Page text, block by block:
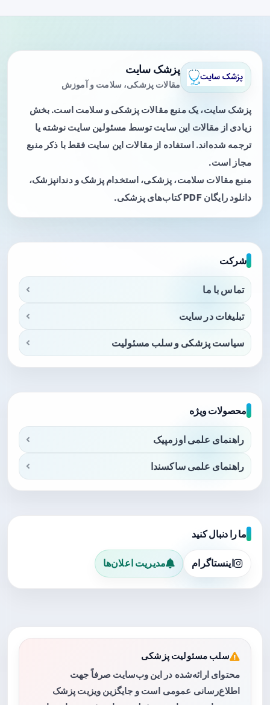
پزشک سایت
مقالات پزشکی، سلامت و آموزش
پزشک سایت، یک منبع مقالات پزشکی و سلامت است. بخش
زیادی از مقالات این سایت توسط مسئولین سایت نوشته یا
ترجمه شده‌اند. استفاده از مقالات این سایت فقط با ذکر منبع
مجاز است.
منبع مقالات سلامت، پزشکی، استخدام پزشک و دندانپزشک،
دانلود رایگان PDF کتاب‌های پزشکی.
شرکت
تماس با ما
تبلیغات در سایت
سیاست پزشکی و سلب مسئولیت
محصولات ویژه
راهنمای علمی اوزمپیک
راهنمای علمی ساکسندا
ما را دنبال کنید
اینستاگرام مدیریت اعلان‌ها
سلب مسئولیت پزشکی
محتوای ارائه‌شده در این وب‌سایت صرفاً جهت
اطلاع‌رسانی عمومی است و جایگزین ویزیت پزشک